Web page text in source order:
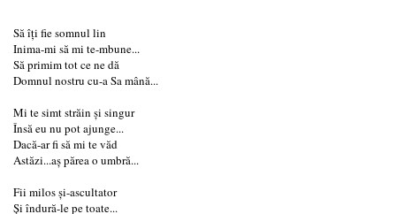
Să îți fie somnul lin
Inima-mi să mi te-mbune...
Să primim tot ce ne dă
Domnul nostru cu-a Sa mână...
Mi te simt străin și singur
Însă eu nu pot ajunge...
Dacă-ar fi să mi te văd
Astăzi...aș părea o umbră...
Fii milos și-ascultator
Și îndură-le pe toate...